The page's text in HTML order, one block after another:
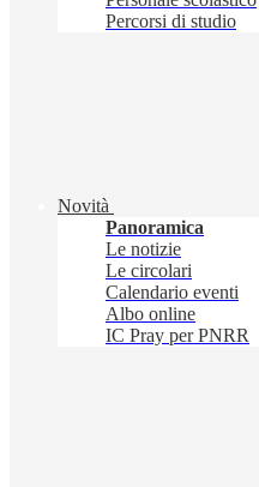
Percorsi di studio
Novità
Panoramica
Le notizie
Le circolari
Calendario eventi
Albo online
IC Pray per PNRR